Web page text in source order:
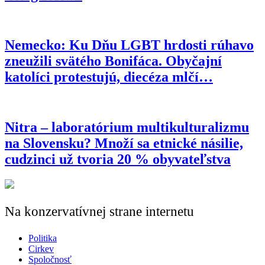
Nemecko: Ku Dňu LGBT hrdosti rúhavo
zneužili svätého Bonifáca. Obyčajní
katolíci protestujú, diecéza mlčí…
Nitra – laboratórium multikulturalizmu
na Slovensku? Množí sa etnické násilie,
cudzinci už tvoria 20 % obyvateľstva
Na konzervatívnej strane internetu
Politika
Cirkev
Spoločnosť